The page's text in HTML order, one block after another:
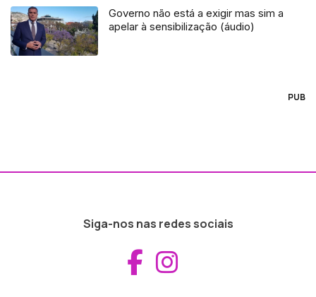
Governo não está a exigir mas sim a
apelar à sensibilização (áudio)
PUB
Siga-nos nas redes sociais
Aceder ao